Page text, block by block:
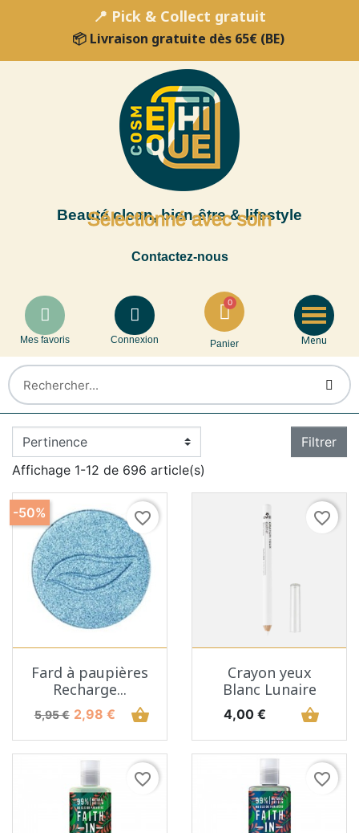
📍 Pick & Collect gratuit
📦 Livraison gratuite dès 65€ (BE)
Beauté clean, bien-être & lifestyle
Sélectionné avec soin
Contactez-nous
Mes favoris Connexion Panier Menu
Filtrer
Affichage 1-12 de 696 article(s)
favorite_border
Fard à paupières
Recharge...
Prix de base
5,95 € Prix
2,98 € shopping_basket
-50% favorite_border
Crayon yeux
Blanc Lunaire
Prix
4,00 € shopping_basket
favorite_border favorite_border